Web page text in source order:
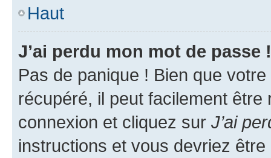
Haut
J’ai perdu mon mot de passe !
Pas de panique ! Bien que
récupéré, il peut facilement
connexion et cliquez sur J’ai
instructions et vous devriez